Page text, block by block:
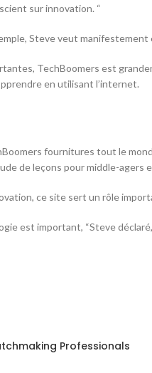
sur innovation. “
Steve veut
TechBoomers est
en utilisant l’internet.
fournitures tout le
de leçons pour middle-
ce site sert un rôle
est important, “Steve
Professionals